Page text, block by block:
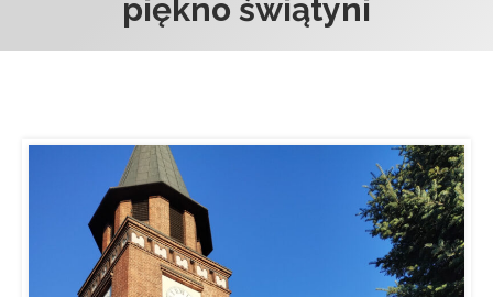
piękno świątyni
Jesteś tutaj: